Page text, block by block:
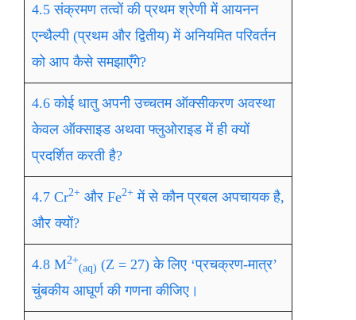
4.5 संक्रमण तत्वों की प्रथम श्रेणी में आयनन
एन्थैल्पी (प्रथम और द्वितीय) में अनियमित परिवर्तन
को आप कैसे समझाएँगे?
4.6 कोई धातु अपनी उच्चतम ऑक्सीकरण अवस्था
केवल ऑक्साइड अथवा फ्लुओराइड में ही क्यों
प्रदर्शित करती है?
4.7 Cr2+ और Fe2+ में से कौन प्रबल अपचायक है,
और क्यों?
4.8 M2+
(aq) (Z = 27) के लिए ‘प्रचक्रण-मात्र’
चुंबकीय आघूर्ण की गणना कीजिए।